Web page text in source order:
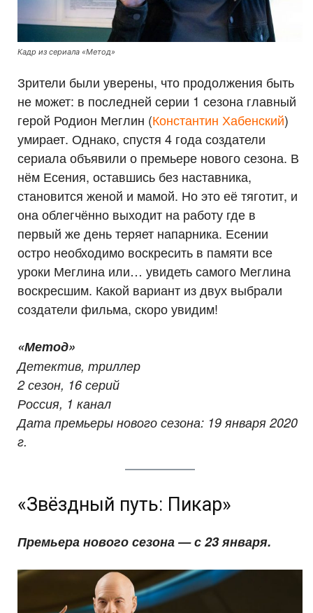
Кадр из сериала «Метод»
Зрители были уверены, что продолжения быть
не может: в последней серии 1 сезона главный
герой Родион Меглин (Константин Хабенский)
умирает. Однако, спустя 4 года создатели
сериала объявили о премьере нового сезона. В
нём Есения, оставшись без наставника,
становится женой и мамой. Но это её тяготит, и
она облегчённо выходит на работу где в
первый же день теряет напарника. Есении
остро необходимо воскресить в памяти все
уроки Меглина или… увидеть самого Меглина
воскресшим. Какой вариант из двух выбрали
создатели фильма, скоро увидим!
«Метод»
Детектив, триллер
2 сезон, 16 серий
Россия, 1 канал
Дата премьеры нового сезона: 19 января 2020
г.
«Звёздный путь: Пикар»
Премьера нового сезона — с 23 января.